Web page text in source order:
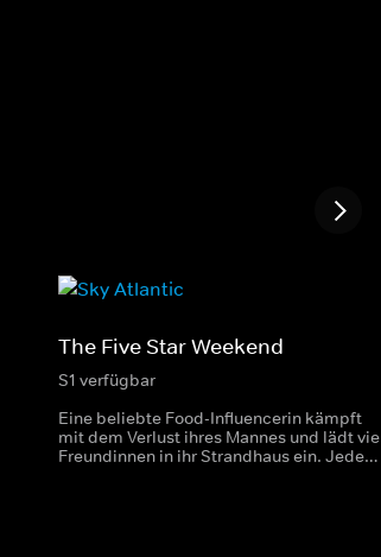
The Five Star Weekend
S1 verfügbar
Eine beliebte Food-Influencerin kämpft
mit dem Verlust ihres Mannes und lädt
Freundinnen in ihr Strandhaus ein. Jede